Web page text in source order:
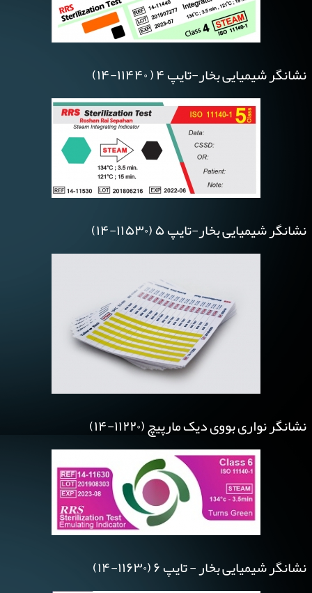
نشانگر شیمیایی بخار-تایپ ۴ ( ۱۱۴۴۰-۱۴)
نشانگر شیمیایی بخار-تایپ ۵ (۱۱۵۳۰-۱۴)
نشانگر نواری بووی دیک مارپیچ (۱۱۲۲۰-۱۴)
نشانگر شیمیایی بخار - تایپ ۶ (۱۱۶۳۰-۱۴)